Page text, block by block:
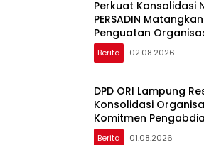
Perkuat Konsolidasi
PERSADIN
Penguatan
Berita 02.08.2026
DPD ORI Lampung
Konsolidasi
Komitmen
Masyarakat
Berita 01.08.2026